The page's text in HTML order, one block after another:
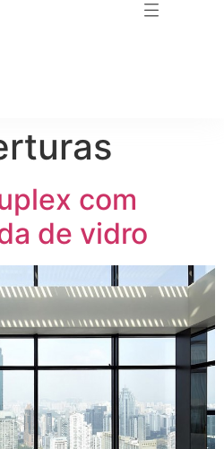
com
de vidro